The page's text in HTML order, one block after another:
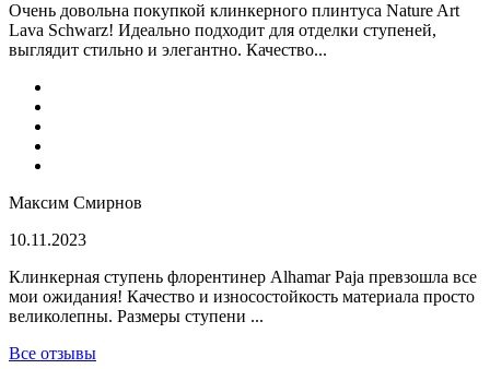
Очень довольна покупкой клинкерного плинтуса Nature Art
Lava Schwarz! Идеально подходит для отделки ступеней,
выглядит стильно и элегантно. Качество...
Максим Смирнов
10.11.2023
Клинкерная ступень флорентинер Alhamar Paja превзошла все
мои ожидания! Качество и износостойкость материала просто
великолепны. Размеры ступени ...
Все отзывы